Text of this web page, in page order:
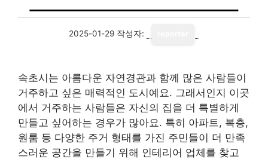
2025-01-29 작성자:
속초시는 아름다운 자연경관과 함께 많은 사람들이
거주하고 싶은 매력적인 도시예요. 그래서인지 이곳
에서 거주하는 사람들은 자신의 집을 더 특별하게
만들고 싶어하는 경우가 많아요. 특히 아파트, 복층,
원룸 등 다양한 주거 형태를 가진 주민들이 더 만족
스러운 공간을 만들기 위해 인테리어 업체를 찾고